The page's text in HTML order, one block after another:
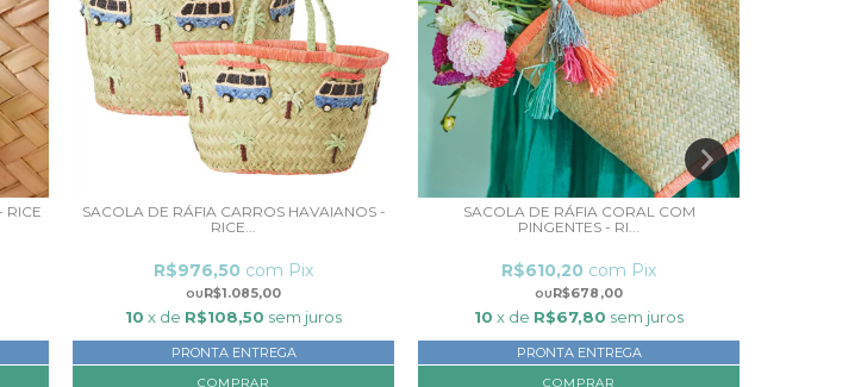
RICE
SACOLA DE RÁFIA CARROS HAVAIANOS -
RICE...
R$1.085,00
R$976,50 com Pix
10 x de R$108,50 sem juros
PRONTA ENTREGA
COMPRAR
SACOLA DE RÁFIA CORAL COM
PINGENTES - RI...
R$678,00
R$610,20 com Pix
10 x de R$67,80 sem juros
PRONTA ENTREGA